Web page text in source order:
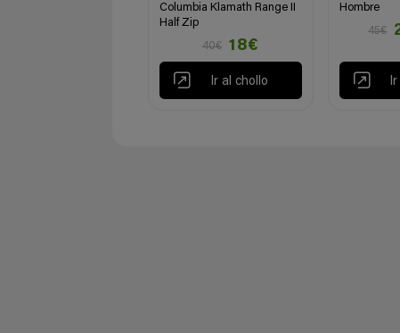
Columbia Klamath Range II
Half Zip
40€
18€
Ir al chollo
Hombre
45€
Ir